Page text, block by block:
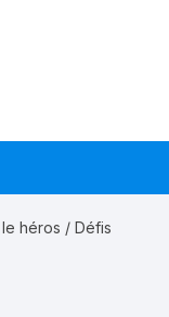
héros /Défis